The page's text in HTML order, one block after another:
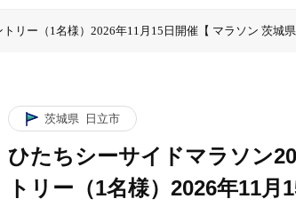
ー（1名様）2026年11月15日開催【 マラソン 茨城県
茨城県 日立市
ひたちシーサイドマラソン
トリー（1名様）2026年11